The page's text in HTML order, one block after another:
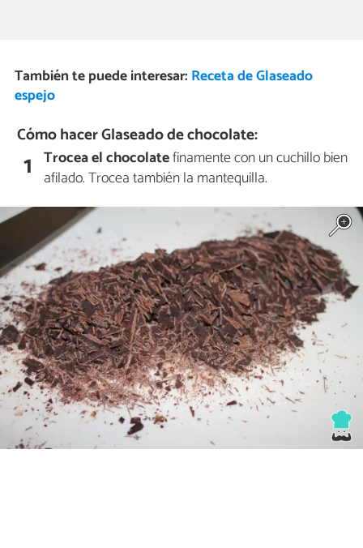
También te puede interesar: Receta de Glaseado
espejo
Cómo hacer Glaseado de chocolate:
1 Trocea el chocolatefinamente con un cuchillo bien
afilado. Trocea también la mantequilla.